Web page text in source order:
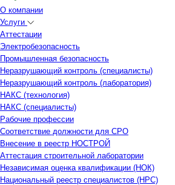
О компании
Услуги
Аттестации
Электробезопасность
Промышленная безопасность
Неразрушающий контроль (специалисты)
Неразрушающий контроль (лаборатория)
НАКС (технология)
НАКС (специалисты)
Рабочие профессии
Соответствие должности для СРО
Внесение в реестр НОСТРОЙ
Аттестация строительной лаборатории
Независимая оценка квалификации (НОК)
Национальный реестр специалистов (НРС)